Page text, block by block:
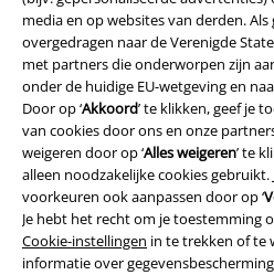
media en op websites van derden.
overgedragen naar de Verenigde
met partners die onderworpen zijn
onder de huidige EU-wetgeving en
Door op ‘Akkoord’ te klikken, geef je
van cookies door ons en onze
weigeren door op ‘Alles weigeren’ te
alleen noodzakelijke cookies
voorkeuren ook aanpassen door op ‘
Je hebt het recht om je toestemming
Cookie-instellingen in te trekken of te
informatie over
large
Download gratis de nieuwe large
functies en
A Warner Music